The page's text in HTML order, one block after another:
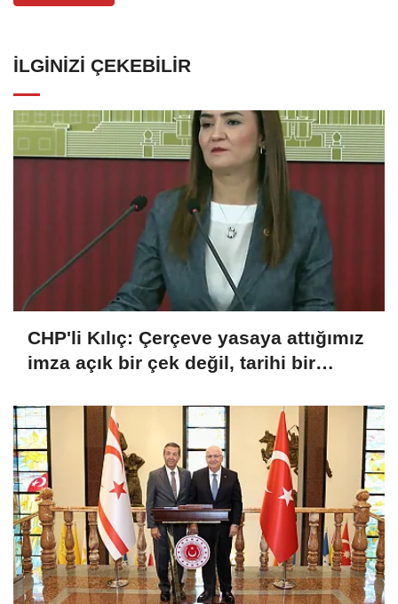
İLGINIZI ÇEKEBILIR
CHP'li Kılıç: Çerçeve yasaya attığımız
imza açık bir çek değil, tarihi bir